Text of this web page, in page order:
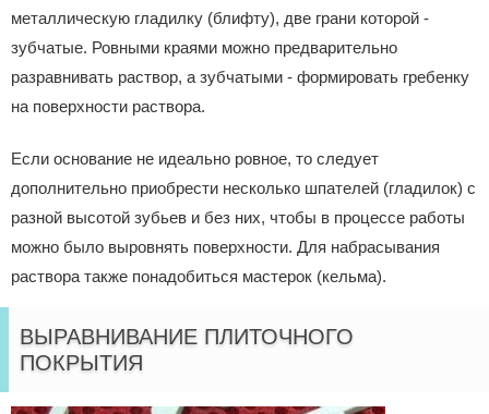
металлическую гладилку (блифту), две грани которой -
зубчатые. Ровными краями можно предварительно
разравнивать раствор, а зубчатыми - формировать гребенку
на поверхности раствора.
Если основание не идеально ровное, то следует
дополнительно приобрести несколько шпателей (гладилок) с
разной высотой зубьев и без них, чтобы в процессе работы
можно было выровнять поверхности. Для набрасывания
раствора также понадобиться мастерок (кельма).
ВЫРАВНИВАНИЕ ПЛИТОЧНОГО
ПОКРЫТИЯ